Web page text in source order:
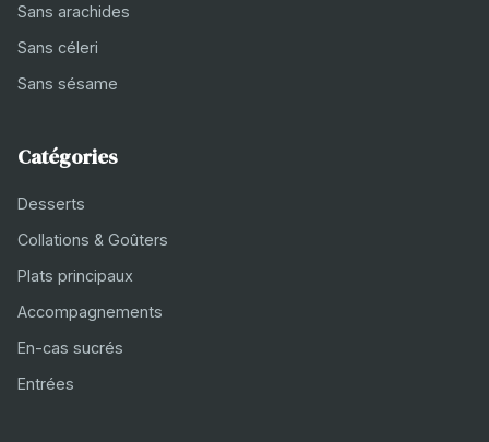
Sans arachides
Sans céleri
Sans sésame
Catégories
Desserts
Collations & Goûters
Plats principaux
Accompagnements
En-cas sucrés
Entrées